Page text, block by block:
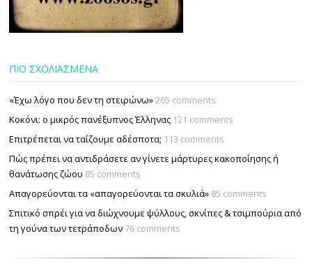
ΠΙΟ ΣΧΟΛΙΑΣΜΕΝΑ
«Έχω λόγο που δεν τη στειρώνω»265 comments
Κοκόνι: ο μικρός πανέξυπνος Έλληνας 121 comments
Επιτρέπεται να ταΐζουµε αδέσποτα; 113 comments
Πώς πρέπει να αντιδράσετε αν γίνετε μάρτυρες κακοποίησης ή
θανάτωσης ζώου 85 comments
Απαγορεύονται τα «απαγορεύονται τα σκυλιά» 85 comments
Σπιτικό σπρέι για να διώχνουμε ψύλλους, σκνίπες & τσιμπούρια από
τη γούνα των τετράποδων 76 comments